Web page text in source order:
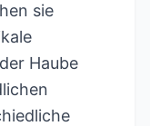
sie
Haube